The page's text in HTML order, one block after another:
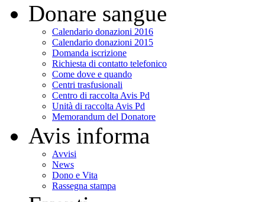
Donare sangue
Calendario donazioni 2016
Calendario donazioni 2015
Domanda iscrizione
Richiesta di contatto telefonico
Come dove e quando
Centri trasfusionali
Centro di raccolta Avis Pd
Unità di raccolta Avis Pd
Memorandum del Donatore
Avis informa
Avvisi
News
Dono e Vita
Rassegna stampa